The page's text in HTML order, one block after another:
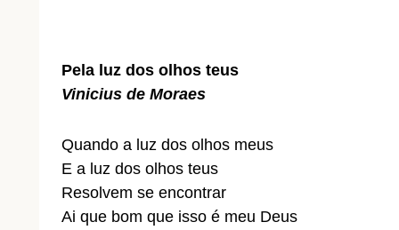
Pela luz dos olhos teus
Vinicius de Moraes
Quando a luz dos olhos meus
E a luz dos olhos teus
Resolvem se encontrar
Ai que bom que isso é meu Deus